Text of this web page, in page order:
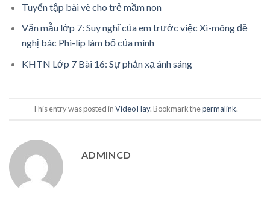
Tuyển tập bài vè cho trẻ mầm non
Văn mẫu lớp 7: Suy nghĩ của em trước việc Xi-mông đề
nghị bác Phi-líp làm bố của mình
KHTN Lớp 7 Bài 16: Sự phản xạ ánh sáng
This entry was posted inVideo Hay. Bookmark thepermalink.
ADMINCD